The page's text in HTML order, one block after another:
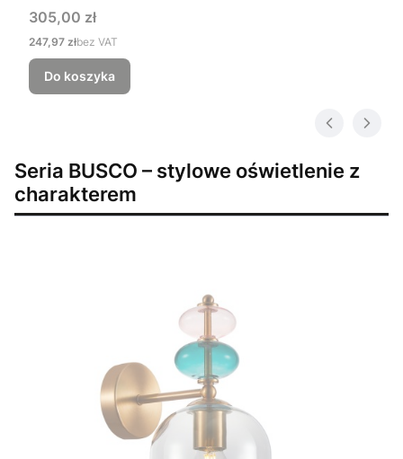
Cena
305,00 zł
Cena
247,97 złbez VAT
Do koszyka
Seria BUSCO – stylowe oświetlenie z
charakterem